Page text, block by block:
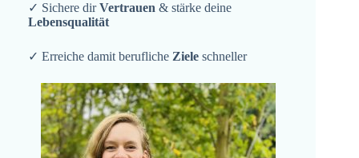
✓ Sichere dirVertrauen & stärke deine
Lebensqualität
✓ Erreiche damit berufliche Ziele schneller